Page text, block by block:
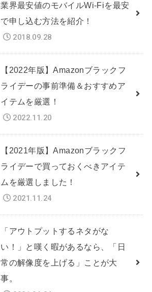
業界最安値のモバイルWi-Fiを最安
で申し込む方法を紹介！
2018.09.28
【2022年版】Amazonブラックフ
ライデーの事前準備＆おすすめア
イテムを厳選！
2022.11.20
【2021年版】Amazonブラックフ
ライデーで買っておくべきアイテ
ムを厳選しました！
2021.11.24
「アウトプットするネタがな
い！」と嘆く暇があるなら、「日
常の解像度を上げる」ことが大
事。